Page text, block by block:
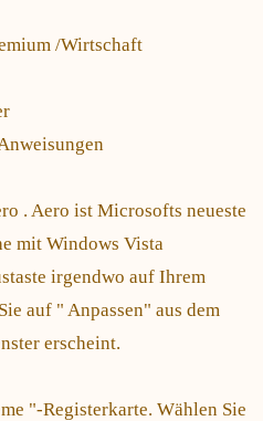
/Wirtschaft
. Aero ist Microsofts neueste
mit Windows Vista
irgendwo auf Ihrem
auf " Anpassen" aus dem
erscheint.
"-Registerkarte. Wählen Sie